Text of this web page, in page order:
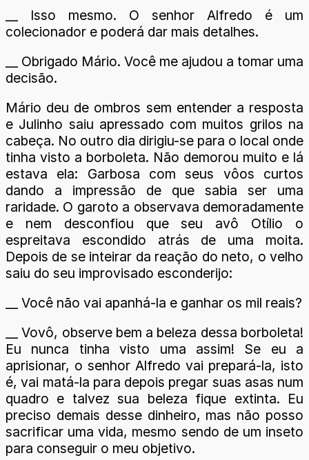
__ Isso mesmo. O senhor Alfredo é um
colecionador e poderá dar mais detalhes.
__ Obrigado Mário. Você me ajudou a tomar uma
decisão.
Mário deu de ombros sem entender a resposta
e Julinho saiu apressado com muitos grilos na
cabeça. No outro dia dirigiu-se para o local onde
tinha visto a borboleta. Não demorou muito e lá
estava ela: Garbosa com seus vôos curtos
dando a impressão de que sabia ser uma
raridade. O garoto a observava demoradamente
e nem desconfiou que seu avô Otílio o
espreitava escondido atrás de uma moita.
Depois de se inteirar da reação do neto, o velho
saiu do seu improvisado esconderijo:
__ Você não vai apanhá-la e ganhar os mil reais?
__ Vovô, observe bem a beleza dessa borboleta!
Eu nunca tinha visto uma assim! Se eu a
aprisionar, o senhor Alfredo vai prepará-la, isto
é, vai matá-la para depois pregar suas asas num
quadro e talvez sua beleza fique extinta. Eu
preciso demais desse dinheiro, mas não posso
sacrificar uma vida, mesmo sendo de um inseto
para conseguir o meu objetivo.